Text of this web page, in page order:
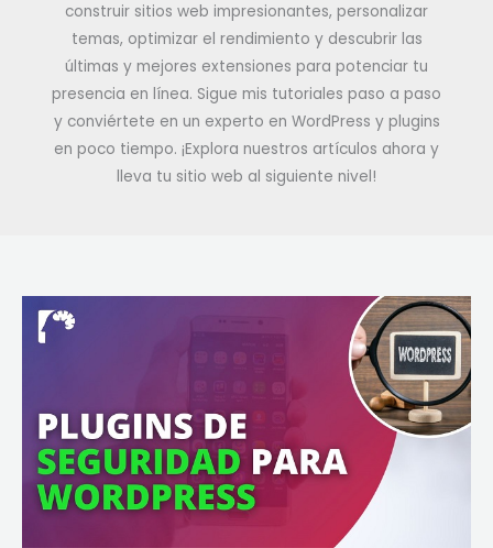
construir sitios web impresionantes, personalizar
temas, optimizar el rendimiento y descubrir las
últimas y mejores extensiones para potenciar tu
presencia en línea. Sigue mis tutoriales paso a paso
y conviértete en un experto en WordPress y plugins
en poco tiempo. ¡Explora nuestros artículos ahora y
lleva tu sitio web al siguiente nivel!
Los
mejores
seguridad
para
WordPress